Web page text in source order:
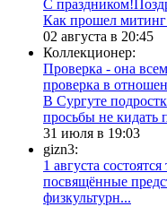
С
Как прошел
02 августа в 20:45
Коллекционер:
Проверка - она
проверка в
В Сургуте
просьбы не кидать
31 июля в 19:03
gizn3:
1 августа
посвящённые
физкультурн...